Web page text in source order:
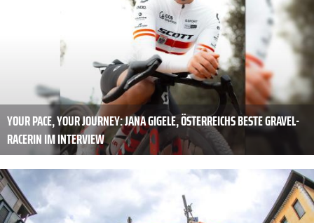
YOUR PACE, YOUR JOURNEY: JANA GIGELE, ÖSTERREICHS BESTE GRAVEL-
RACERIN IM INTERVIEW